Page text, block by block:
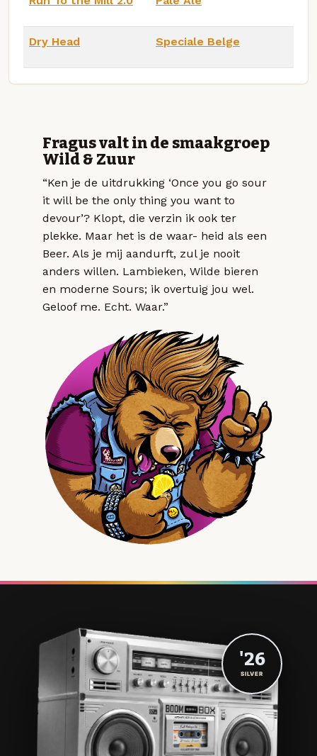
Dry Head Speciale Belge
Fragus valt in de smaakgroep
Wild & Zuur
“Ken je de uitdrukking ‘Once you go sour
it will be the only thing you want to
devour’? Klopt, die verzin ik ook ter
plekke. Maar het is de waar- heid als een
Beer. Als je mij aandurft, zul je nooit
anders willen. Lambieken, Wilde bieren
en moderne Sours; ik overtuig jou wel.
Geloof me. Echt. Waar.”
'26
SILVER